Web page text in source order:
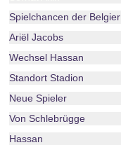
Spielchancen der Belgier
Ariël Jacobs
Wechsel Hassan
Standort Stadion
Neue Spieler
Von Schlebrügge
Hassan